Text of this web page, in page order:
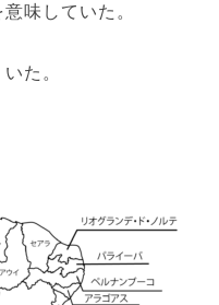
味していた。
た。